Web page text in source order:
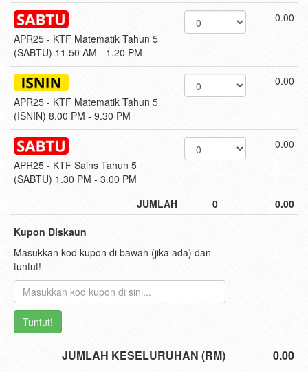
APR25 - KTF Matematik Tahun 5
(SABTU) 11.50 AM - 1.20 PM
0.00
APR25 - KTF Matematik Tahun 5
(ISNIN) 8.00 PM - 9.30 PM
0.00
APR25 - KTF Sains Tahun 5
(SABTU) 1.30 PM - 3.00 PM
0.00
JUMLAH 0 0.00
Kupon Diskaun
Masukkan kod kupon di bawah (jika ada) dan
tuntut!
Tuntut!
JUMLAH KESELURUHAN (RM) 0.00